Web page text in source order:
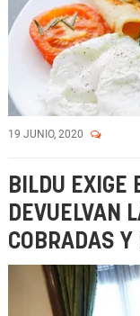
19 JUNIO, 2020
BILDU EXIGE
DEVUELVAN
COBRADAS